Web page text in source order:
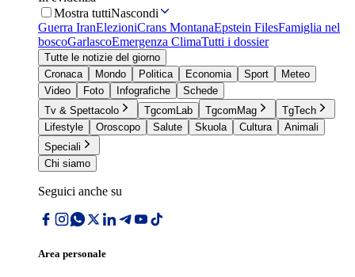
Mostra tuttiNascondi
Guerra IranElezioniCrans MontanaEpstein FilesFamiglia nel
boscoGarlascoEmergenza ClimaTutti i dossier
Tutte le notizie del giorno
Cronaca
Mondo Politica Economia Sport
Meteo
Video
Foto Infografiche
Schede
Tv & Spettacolo
TgcomLab TgcomMag
TgTech
Lifestyle
Oroscopo Salute Skuola Cultura
Animali
Speciali
Chi siamo
Seguici anche su
Area personale